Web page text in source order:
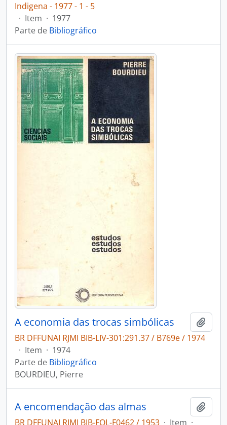
Indigena - 1977 - 1 - 5
· Item · 1977
Parte de Bibliográfico
A economia das trocas simbólicas
BR DFFUNAI RJMI BIB-LIV-301:291.37 / B769e / 1974
· Item · 1974
Parte de Bibliográfico
BOURDIEU, Pierre
A encomendação das almas
BR DFFUNAI RJMI BIB-FOL-F0462 / 1953 · Item ·